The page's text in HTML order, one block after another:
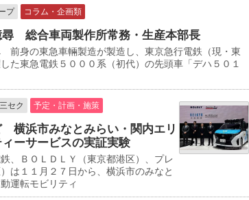
プ コラム・企画類
総合車両製作所常務・生産本部長
身の東急車輛製造が製造し、東京急行電鉄（現・東
た東急電鉄５０００系（初代）の先頭車「デハ５０１
セク 予定・計画・施策
横浜市みなとみらい・関内エリ
ーサービスの実証実験
、ＢＯＬＤＬＹ（東京都港区）、プレ
は１１月２７日から、横浜市のみなと
運転モビリティ